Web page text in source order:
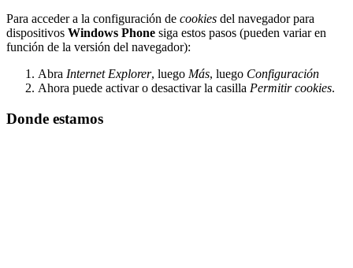
Para acceder a la configuración de cookies del navegador para
dispositivos Windows Phone siga estos pasos (pueden variar en
función de la versión del navegador):
Abra Internet Explorer, luego Más, luego Configuración
Ahora puede activar o desactivar la casilla Permitir cookies.
Donde estamos